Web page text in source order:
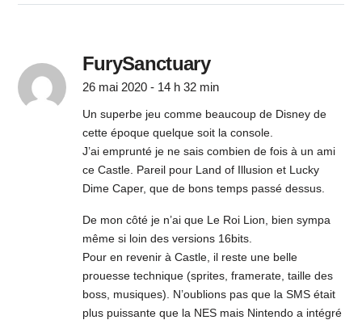
FurySanctuary
26 mai 2020 - 14 h 32 min
Un superbe jeu comme beaucoup de Disney de
cette époque quelque soit la console.
J’ai emprunté je ne sais combien de fois à un ami
ce Castle. Pareil pour Land of Illusion et Lucky
Dime Caper, que de bons temps passé dessus.
De mon côté je n’ai que Le Roi Lion, bien sympa
même si loin des versions 16bits.
Pour en revenir à Castle, il reste une belle
prouesse technique (sprites, framerate, taille des
boss, musiques). N’oublions pas que la SMS était
plus puissante que la NES mais Nintendo a intégré